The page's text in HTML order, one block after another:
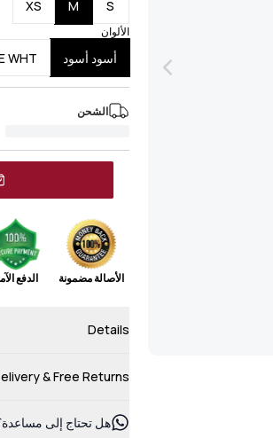
S
M
XS
الألوان
أسود أسود WHT
الشحن
الأصالة مضمونة الدفع
Details
& Free Returns
هل تحتاج إلى